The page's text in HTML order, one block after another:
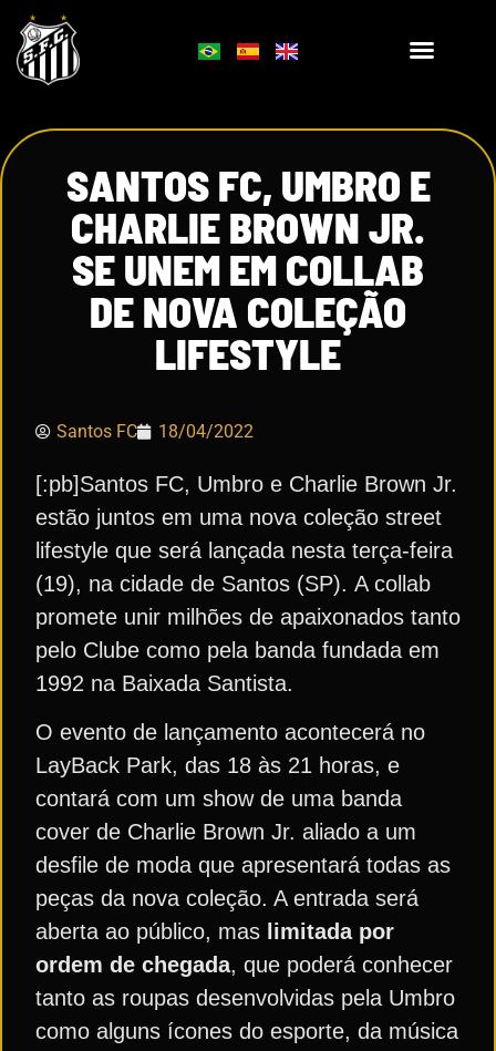
SANTOS FC, UMBRO E
CHARLIE BROWN JR.
SE UNEM EM COLLAB
DE NOVA COLEÇÃO
LIFESTYLE
Santos FC 18/04/2022
[:pb]Santos FC, Umbro e Charlie Brown Jr.
estão juntos em uma nova coleção street
lifestyle que será lançada nesta terça-feira
(19), na cidade de Santos (SP). A collab
promete unir milhões de apaixonados tanto
pelo Clube como pela banda fundada em
1992 na Baixada Santista.
O evento de lançamento acontecerá no
LayBack Park, das 18 às 21 horas, e
contará com um show de uma banda
cover de Charlie Brown Jr. aliado a um
desfile de moda que apresentará todas as
peças da nova coleção. A entrada será
aberta ao público, mas limitada por
ordem de chegada, que poderá conhecer
tanto as roupas desenvolvidas pela Umbro
como alguns ícones do esporte, da música